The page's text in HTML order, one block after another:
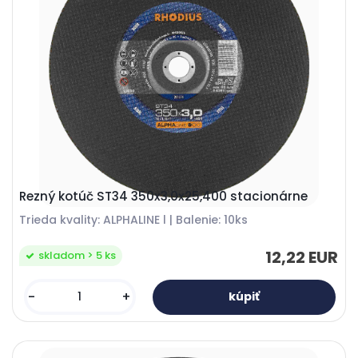
Rezný kotúč ST34 350x3,0x25,400 stacionárne
Trieda kvality: ALPHALINE l | Balenie: 10ks
12,22 EUR
skladom > 5 ks
- +